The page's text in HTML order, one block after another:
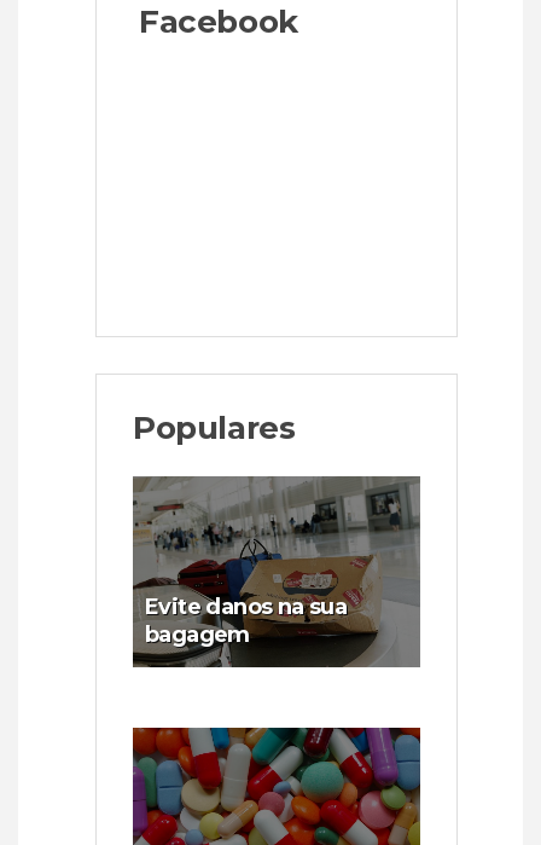
Facebook
Populares
Evite danos na sua
bagagem